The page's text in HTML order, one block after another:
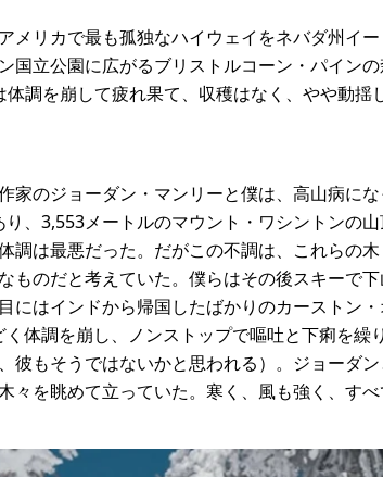
メリカで最も孤独なハイウェイをネバダ州イー
国立公園に広がるブリストルコーン・パイン
調を崩して疲れ果て、収穫はなく、やや動揺
のジョーダン・マンリーと僕は、高山病にな
、3,553メートルのマウント・ワシントンの
調は最悪だった。だがこの不調は、これらの
ものだと考えていた。僕らはその後スキーで
はインドから帰国したばかりのカーストン・
体調を崩し、ノンストップで嘔吐と下痢を繰
彼もそうではないかと思われる）。ジョーダ
を眺めて立っていた。寒く、風も強く、すべ